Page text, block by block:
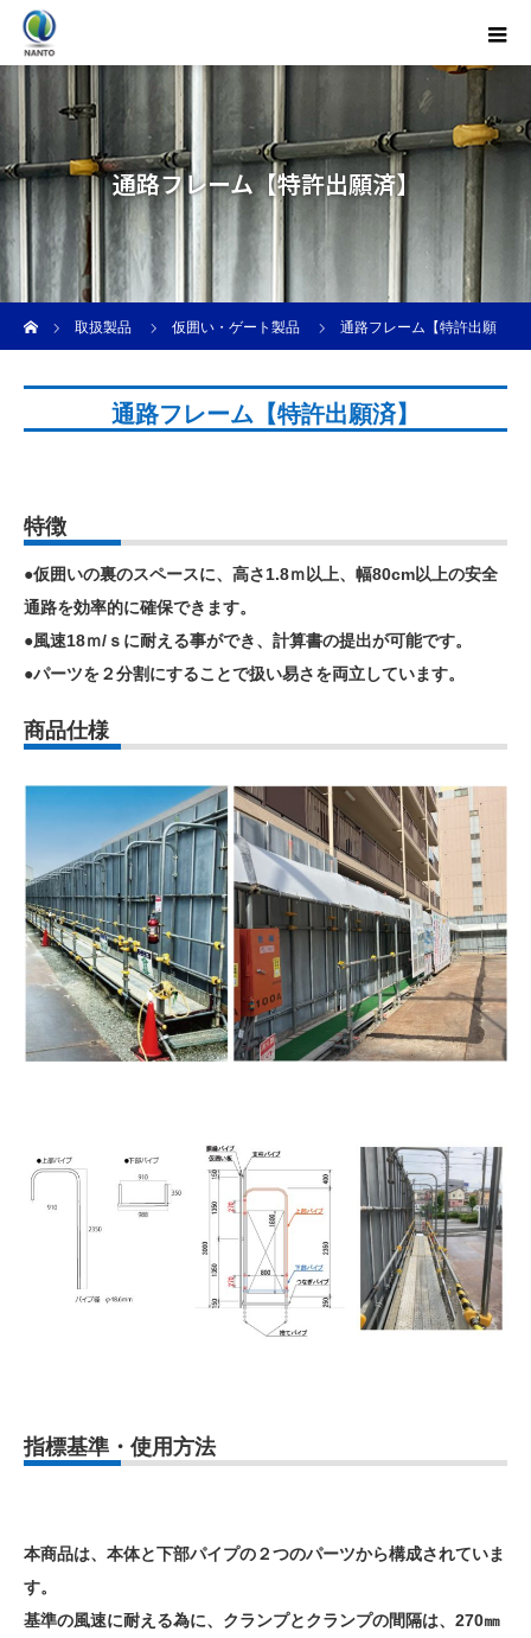
通路フレーム【特許出願済】
取扱製品
仮囲い・ゲート製品 通路フレーム【特許出願
通路フレーム【特許出願済】
特徴
●仮囲いの裏のスペースに、高さ1.8ｍ以上、幅80cm以上の安全
通路を効率的に確保できます。
●風速18ｍ/ｓに耐える事ができ、計算書の提出が可能です。
●パーツを２分割にすることで扱い易さを両立しています。
商品仕様
指標基準・使用方法
本商品は、本体と下部パイプの２つのパーツから構成されていま
す。
基準の風速に耐える為に、クランプとクランプの間隔は、270㎜